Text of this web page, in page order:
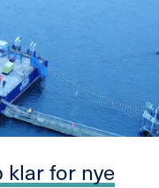
klar for nye